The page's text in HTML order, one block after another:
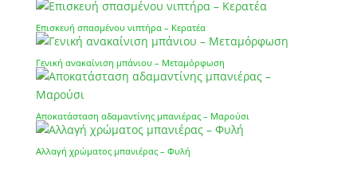
Επισκευή σπασμένου νιπτήρα – Κερατέα
Γενική ανακαίνιση μπάνιου – Μεταμόρφωση
Αποκατάσταση αδαμαντίνης μπανιέρας – Μαρούσι
Αλλαγή χρώματος μπανιέρας – Φυλή